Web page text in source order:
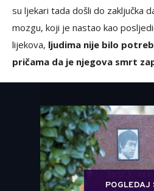
su ljekari tada došli do zaključka
mozgu, koji je nastao kao
lijekova, ljudima nije bilo
pričama da je njegova smrt
POGLEDAJ